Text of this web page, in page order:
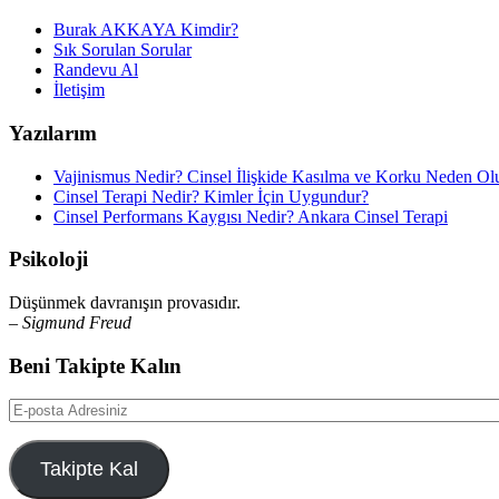
Burak AKKAYA Kimdir?
Sık Sorulan Sorular
Randevu Al
İletişim
Yazılarım
Vajinismus Nedir? Cinsel İlişkide Kasılma ve Korku Neden
Cinsel Terapi Nedir? Kimler İçin Uygundur?
Cinsel Performans Kaygısı Nedir? Ankara Cinsel Terapi
Psikoloji
Düşünmek davranışın provasıdır.
– Sigmund Freud
Beni Takipte Kalın
E-
posta
Adresiniz
Takipte Kal